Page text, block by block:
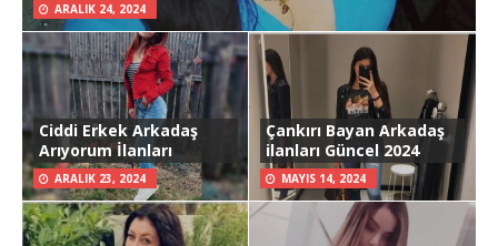
ARALIK 24, 2024
Ciddi Erkek Arkadaş
Arıyorum İlanları
ARALIK 23, 2024
Çankırı Bayan Arkadaş
ilanları Güncel 2024
MAYIS 14, 2024